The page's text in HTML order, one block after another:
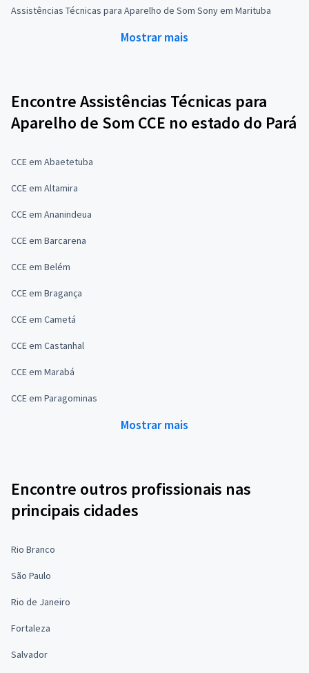
Assistências Técnicas para Aparelho de Som Sony em Marituba
Mostrar mais
Encontre Assistências Técnicas para
Aparelho de Som CCE no estado do Pará
CCE em Abaetetuba
CCE em Altamira
CCE em Ananindeua
CCE em Barcarena
CCE em Belém
CCE em Bragança
CCE em Cametá
CCE em Castanhal
CCE em Marabá
CCE em Paragominas
Mostrar mais
Encontre outros profissionais nas
principais cidades
Rio Branco
São Paulo
Rio de Janeiro
Fortaleza
Salvador